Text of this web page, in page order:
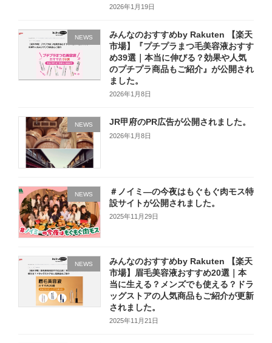
2026年1月19日
NEWS
みんなのおすすめby Rakuten 【楽天
市場】『プチプラまつ毛美容液おすす
め39選｜本当に伸びる？効果や人気
のプチプラ商品もご紹介』が公開され
ました。
2026年1月8日
NEWS JR甲府のPR広告が公開されました。
2026年1月8日
NEWS
＃ノイミ―の今夜はもぐもぐ肉モス特
設サイトが公開されました。
2025年11月29日
NEWS
みんなのおすすめby Rakuten 【楽天
市場】眉毛美容液おすすめ20選｜本
当に生える？メンズでも使える？ドラ
ッグストアの人気商品もご紹介が更新
されました。
2025年11月21日